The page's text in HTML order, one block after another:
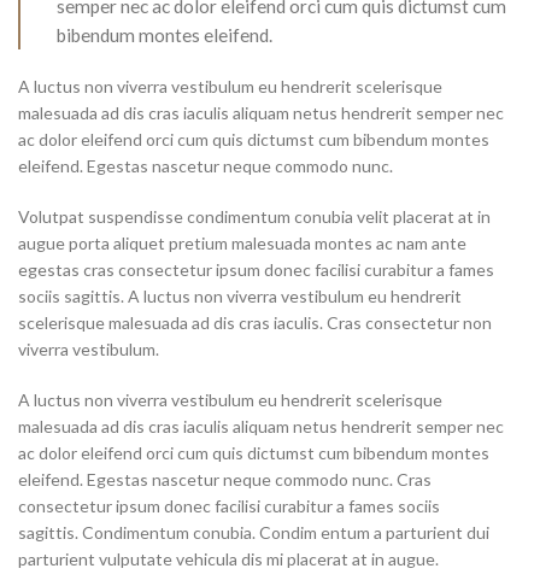
semper nec ac dolor eleifend orci cum quis dictumst cum
bibendum montes eleifend.
A luctus non viverra vestibulum eu hendrerit scelerisque
malesuada ad dis cras iaculis aliquam netus hendrerit semper nec
ac dolor eleifend orci cum quis dictumst cum bibendum montes
eleifend. Egestas nascetur neque commodo nunc.
Volutpat suspendisse condimentum conubia velit placerat at in
augue porta aliquet pretium malesuada montes ac nam ante
egestas cras consectetur ipsum donec facilisi curabitur a fames
sociis sagittis. A luctus non viverra vestibulum eu hendrerit
scelerisque malesuada ad dis cras iaculis. Cras consectetur non
viverra vestibulum.
A luctus non viverra vestibulum eu hendrerit scelerisque
malesuada ad dis cras iaculis aliquam netus hendrerit semper nec
ac dolor eleifend orci cum quis dictumst cum bibendum montes
eleifend. Egestas nascetur neque commodo nunc. Cras
consectetur ipsum donec facilisi curabitur a fames sociis
sagittis. Condimentum conubia. Condim entum a parturient dui
parturient vulputate vehicula dis mi placerat at in augue.